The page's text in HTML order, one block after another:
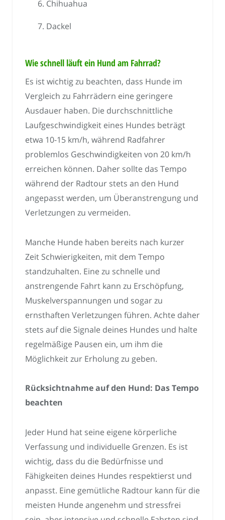
Chihuahua
Dackel
Wie schnell läuft ein Hund am Fahrrad?
Es ist wichtig zu beachten, dass Hunde im
Vergleich zu Fahrrädern eine geringere
Ausdauer haben. Die durchschnittliche
Laufgeschwindigkeit eines Hundes beträgt
etwa 10-15 km/h, während Radfahrer
problemlos Geschwindigkeiten von 20 km/h
erreichen können. Daher sollte das Tempo
während der Radtour stets an den Hund
angepasst werden, um Überanstrengung und
Verletzungen zu vermeiden.
Manche Hunde haben bereits nach kurzer
Zeit Schwierigkeiten, mit dem Tempo
standzuhalten. Eine zu schnelle und
anstrengende Fahrt kann zu Erschöpfung,
Muskelverspannungen und sogar zu
ernsthaften Verletzungen führen. Achte daher
stets auf die Signale deines Hundes und halte
regelmäßige Pausen ein, um ihm die
Möglichkeit zur Erholung zu geben.
Rücksichtnahme auf den Hund: Das Tempo
beachten
Jeder Hund hat seine eigene körperliche
Verfassung und individuelle Grenzen. Es ist
wichtig, dass du die Bedürfnisse und
Fähigkeiten deines Hundes respektierst und
anpasst. Eine gemütliche Radtour kann für die
meisten Hunde angenehm und stressfrei